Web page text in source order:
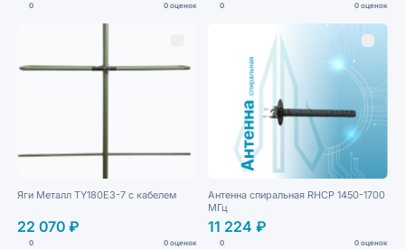
0 0 оценок 0 0 оценок
Яги Металл TY180E3-7 с кабелем
22 070 ₽
0 0 оценок
Антенна спиральная RHCP 1450-1700
МГц
11 224 ₽
0 0 оценок